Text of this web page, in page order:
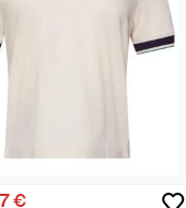
€